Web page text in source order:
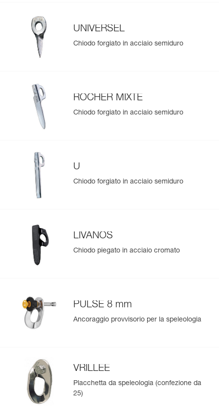
UNIVERSEL
Chiodo forgiato in acciaio semiduro
ROCHER MIXTE
Chiodo forgiato in acciaio semiduro
U
Chiodo forgiato in acciaio semiduro
LIVANOS
Chiodo piegato in acciaio cromato
PULSE 8 mm
Ancoraggio provvisorio per la speleologia
VRILLEE
Placchetta da speleologia (confezione da
25)